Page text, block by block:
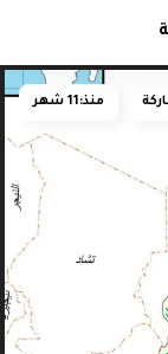
منذ:11 شهر